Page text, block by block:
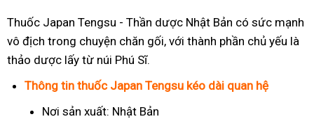
Thuốc Japan Tengsu - Thần dược Nhật Bản có sức mạnh
vô địch trong chuyện chăn gối, với thành phần chủ yếu là
thảo dược lấy từ núi Phú Sĩ.
Thông tin thuốc Japan Tengsu kéo dài quan hệ
Nơi sản xuất: Nhật Bản